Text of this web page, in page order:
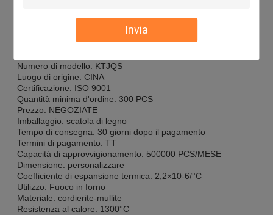
Invia
Applicazioni:
Descrizione del prodotto
Numero di modello: KTJQS
Luogo di origine: CINA
Certificazione: ISO 9001
Quantità minima d'ordine: 300 PCS
Prezzo: NEGOZIATE
Imballaggio: scatola di legno
Tempo di consegna: 30 giorni dopo il pagamento
Termini di pagamento: TT
Capacità di approvvigionamento: 500000 PCS/MESE
Dimensione: personalizzare
Coefficiente di espansione termica: 2,2×10-6/°C
Utilizzo: Fuoco in forno
Materiale: cordierite-mullite
Resistenza al calore: 1300°C